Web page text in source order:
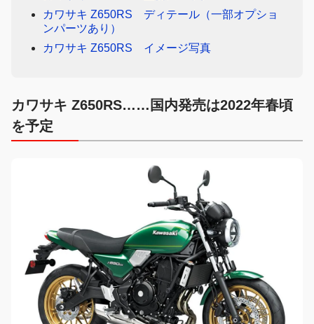
カワサキ Z650RS ディテール（一部オプショ
ンパーツあり）
カワサキ Z650RS イメージ写真
カワサキ Z650RS……国内発売は2022年春頃
を予定